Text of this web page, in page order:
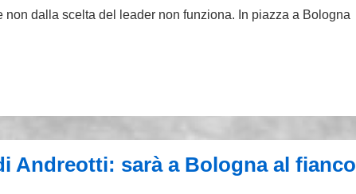
dalla scelta del leader non funziona. In piazza a Bologna
Andreotti: sarà a Bologna al fianco